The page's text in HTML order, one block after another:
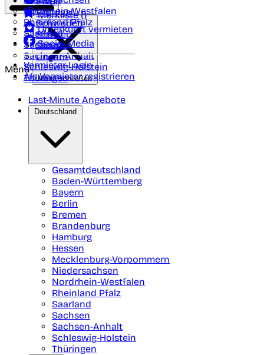
Nordrhein-Westfalen
Rheinland Pfalz
Saarland
Sachsen
Sachsen-Anhalt
Schleswig-Holstein
Thüringen
Portugal
Schweden
Schweiz
Spanien
Ungarn
Merkliste ()
Unterkunft vermieten
Social Media
Vermieter-Login
Als Vermieter registrieren
Menü
Menü schließen
Last-Minute Angebote
Deutschland
Gesamtdeutschland
Baden-Württemberg
Bayern
Berlin
Bremen
Brandenburg
Hamburg
Hessen
Mecklenburg-Vorpommern
Niedersachsen
Nordrhein-Westfalen
Rheinland Pfalz
Saarland
Sachsen
Sachsen-Anhalt
Schleswig-Holstein
Thüringen